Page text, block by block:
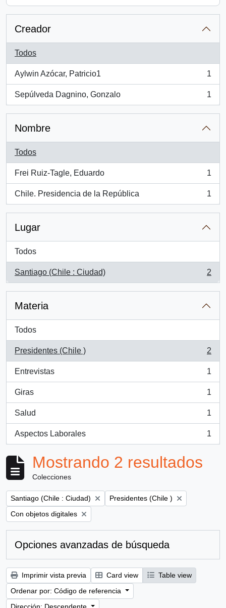
Creador
Todos
Aylwin Azócar, Patricio1
, 1 resultados
1
Sepúlveda Dagnino, Gonzalo
, 1 resultados
1
Nombre
Todos
Frei Ruiz-Tagle, Eduardo
, 1 resultados
1
Chile. Presidencia de la República
, 1 resultados
1
Lugar
Todos
Santiago (Chile : Ciudad)
, 2 resultados
2
Materia
Todos
Presidentes (Chile )
, 2 resultados
2
Entrevistas
, 1 resultados
1
Giras
, 1 resultados
1
Salud
, 1 resultados
1
Aspectos Laborales
, 1 resultados
1
Mostrando 2 resultados
Colecciones
Remove filter:
Santiago (Chile : Ciudad) Remove filter:
Presidentes (Chile )
Remove filter:
Con objetos digitales
Opciones avanzadas de búsqueda
Imprimir vista previa Card view
Table view
Ordenar por: Código de referencia